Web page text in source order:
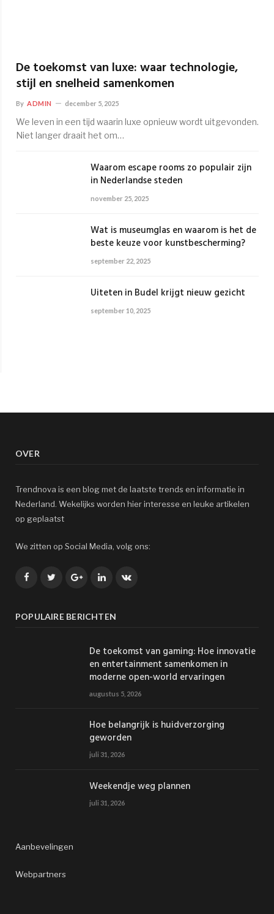
De toekomst van luxe: waar technologie,
stijl en snelheid samenkomen
By ADMIN december 5, 2025
We leven in een tijd waarin luxe opnieuw wordt uitgevonden.
Niet langer draait het om…
Waarom escape rooms zo populair zijn
in Nederlandse steden
november 25, 2025
Wat is museumglas en waarom is het de
beste keuze voor kunstbescherming?
september 22, 2025
Uiteten in Budel krijgt nieuw gezicht
september 10, 2025
OVER
Trendnova is een blog met de laatste trends en informatie in
Nederland. Wekelijks worden hier interesse en leuke artikelen
op geplaatst
We zitten op Social Media, volg ons:
FacebookTwitterGoogle+LinkedInVK
POPULAIRE BERICHTEN
De toekomst van gaming: Hoe innovatie
en entertainment samenkomen in
moderne open-world ervaringen
augustus 5, 2026
Hoe belangrijk is huidverzorging
geworden
juli 31, 2026
Weekendje weg plannen
juli 31, 2026
Aanbevelingen
Webpartners